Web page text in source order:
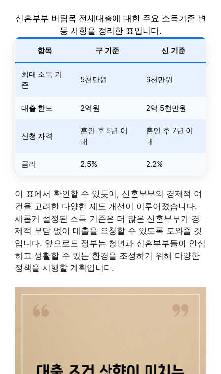
신혼부부 버팀목 전세대출에 대한 주요 소득기준 변
동 사항을 정리한 표입니다.
항목 구 기준 신 기준
최대 소득 기
준
5천만원 6천만원
대출 한도 2억원 2억 5천만원
신청 자격
혼인 후 5년 이
내
혼인 후 7년 이
내
금리 2.5% 2.2%
이 표에서 확인할 수 있듯이, 신혼부부의 경제적 여
건을 고려한 다양한 제도 개선이 이루어졌습니다.
새롭게 설정된 소득 기준은 더 많은 신혼부부가 경
제적 부담 없이 대출을 요청할 수 있도록 도와줄 것
입니다. 앞으로도 정부는 청년과 신혼부부들이 안심
하고 생활할 수 있는 환경을 조성하기 위해 다양한
정책을 시행할 계획입니다.